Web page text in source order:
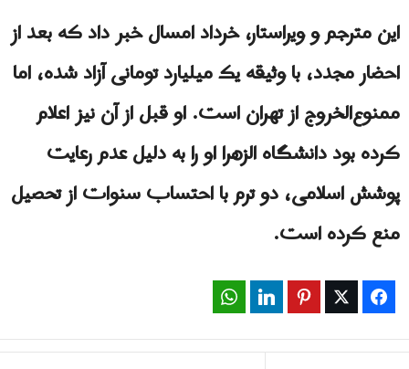
این مترجم و ویراستار، خرداد امسال خبر داد که بعد از
احضار مجدد، با وثیقه یک میلیارد تومانی آزاد شده، اما
ممنوع‌الخروج از تهران است. او قبل از آن نیز اعلام
کرده بود دانشگاه الزهرا او را به‌ دلیل عدم رعایت
پوشش اسلامی، دو ترم با احتساب سنوات از تحصیل
منع کرده است.
Facebook
Twitter
Pinterest
LinkedIn